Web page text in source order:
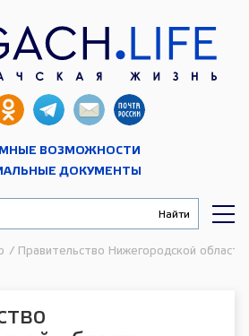
ВОЗМОЖНОСТИ
ДОКУМЕНТЫ
/ Правительство Нижегородской